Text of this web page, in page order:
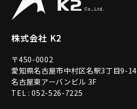
株式会社 K2
〒450-0002
愛知県名古屋市中村区名駅3丁目9-14
名古屋東アーバンビル 3F
TEL : 052-526-7225